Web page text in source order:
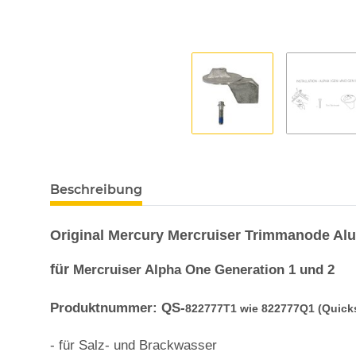
Beschreibung
Original Mercury Mercruiser Trimmanode
für Mercruiser Alpha One Generation 1 und 2
Produktnummer: QS-822777T1 wie 822777Q1
- für Salz- und Brackwasser